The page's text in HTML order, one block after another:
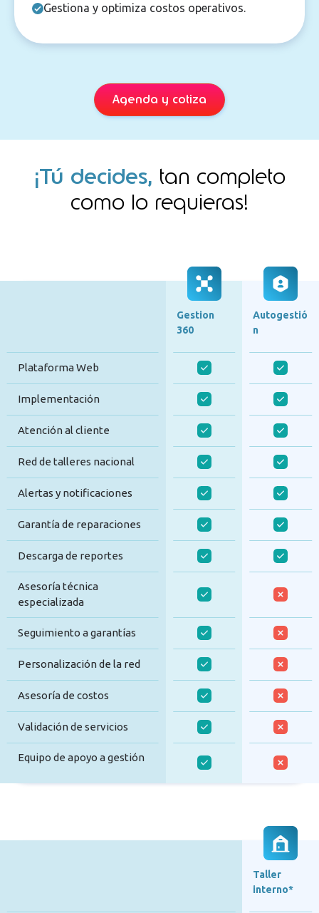
Gestiona y optimiza costos operativos.
Agenda y cotiza
¡Tú decides, tan completo
como lo requieras!​
Gestion
360
Autogestió
n
Plataforma Web
Implementación
Atención al cliente
Red de talleres nacional
Alertas y notificaciones
Garantía de reparaciones
Descarga de reportes
Asesoría técnica
especializada
Seguimiento a garantías
Personalización de la red
Asesoría de costos
Validación de servicios
Equipo de apoyo a gestión
Taller
interno*